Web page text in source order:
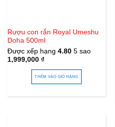
Rượu con rắn Royal Umeshu
Doha 500ml
Được xếp hạng 4.805 sao
1,999,000 ₫
THÊM VÀO GIỎ HÀNG